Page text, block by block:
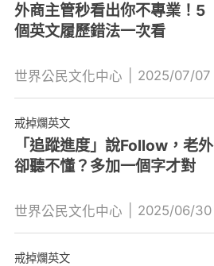
外商主管秒看出你不專業！5
個英文履歷錯法一次看
世界公民文化中心 2025/07/07
戒掉爛英文
「追蹤進度」說Follow，老外
卻聽不懂？多加一個字才對
世界公民文化中心 2025/06/30
戒掉爛英文